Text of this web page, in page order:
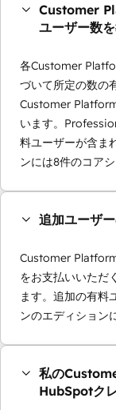
Customer
ユーザー数
各Customer
づいて所定の数の
Customer
います。
料ユーザーが含ま
ンには8件のコア
追加ユーザ
Customer
をお支払いいただ
ます。追加の有料
ンのエディション
私の
HubSpotク